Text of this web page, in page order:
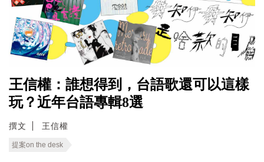
王信權：誰想得到，台語歌還可以這樣
玩？近年台語專輯8選
撰文 王信權
提案on the desk